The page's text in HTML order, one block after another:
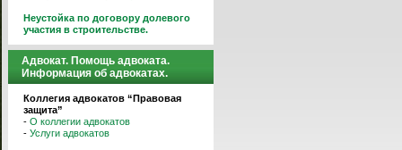
Неустойка по договору долевого
участия в строительстве.
Адвокат. Помощь адвоката.
Информация об адвокатах.
Коллегия адвокатов “Правовая
защита”
- О коллегии адвокатов
- Услуги адвокатов